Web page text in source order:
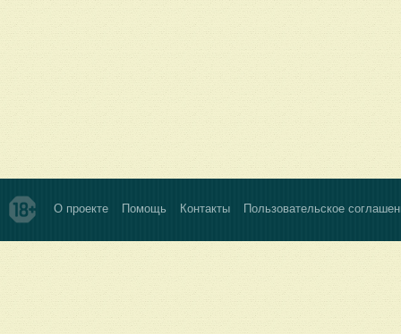
О проекте Помощь Контакты Пользовательское